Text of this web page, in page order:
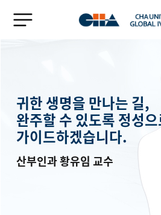
귀한 생명을 만나는 길,
완주할 수 있도록 정성
가이드하겠습니다.
산부인과 황유임 교수